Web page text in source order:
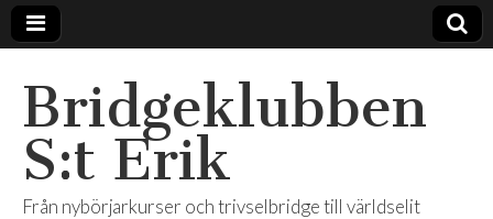
Bridgeklubben
S:t Erik
Från nybörjarkurser och trivselbridge till världselit